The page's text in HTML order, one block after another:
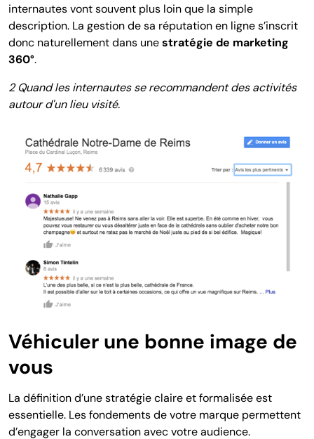
internautes vont souvent plus loin que la simple
description. La gestion de sa réputation en ligne s’inscrit
donc naturellement dans unestratégie de marketing
360°.
2 Quand les internautes se recommandent des activités
autour d'un lieu visité.
Véhiculer une bonne image de
vous
La définition d’une stratégie claire et formalisée est
essentielle. Les fondements de votre marque permettent
d’engager la conversation avec votre audience.